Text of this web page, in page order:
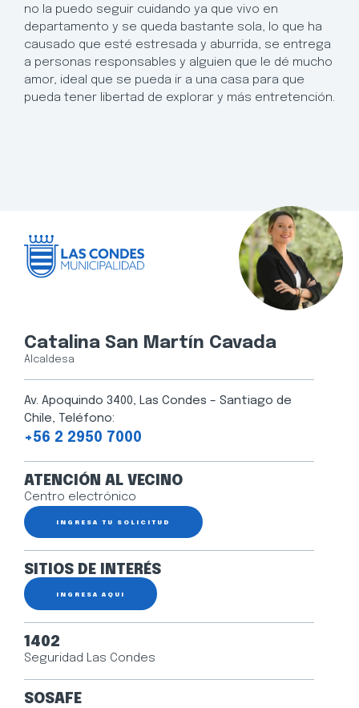
no la puedo seguir cuidando ya que vivo en
departamento y se queda bastante sola, lo que ha
causado que esté estresada y aburrida, se entrega
a personas responsables y alguien que le dé mucho
amor, ideal que se pueda ir a una casa para que
pueda tener libertad de explorar y más entretención.
Catalina San Martín Cavada
Alcaldesa
Av. Apoquindo 3400, Las Condes – Santiago de
Chile, Teléfono:
+56 2 2950 7000
ATENCIÓN AL VECINO
Centro electrónico
INGRESA TU SOLICITUD
SITIOS DE INTERÉS
INGRESA AQUÍ
1402
Seguridad Las Condes
SOSAFE